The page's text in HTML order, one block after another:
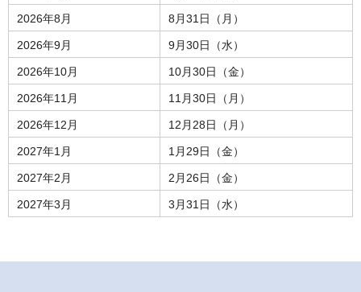
2026年8月 8月31日（月）
2026年9月 9月30日（水）
2026年10月 10月30日（金）
2026年11月 11月30日（月）
2026年12月 12月28日（月）
2027年1月 1月29日（金）
2027年2月 2月26日（金）
2027年3月 3月31日（水）